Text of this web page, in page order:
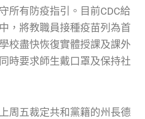
所有防疫指引。目前CDC給
，將教職員接種疫苗列為首
校盡快恢復實體授課及課外
時要求師生戴口罩及保持社
周五裁定共和黨籍的州長德